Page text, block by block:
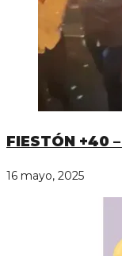
FIESTÓN +40
16 mayo, 2025